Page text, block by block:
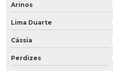
Arinos
Lima Duarte
Cássia
Perdizes